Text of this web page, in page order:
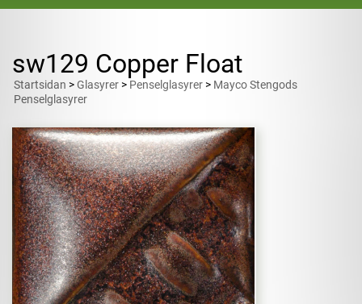
sw129 Copper Float
Startsidan >Glasyrer > Penselglasyrer > Mayco Stengods
Penselglasyrer